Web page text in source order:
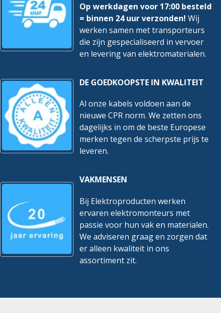
Op werkdagen voor 17:00 besteld
= binnen 24 uur verzonden! Wij
werken samen met transporteurs
die zijn gespecialiseerd in vervoer
en levering van elektromaterialen.
DE GOEDKOOPSTE IN KWALITEIT
Al onze kabels voldoen aan de
nieuwe CPR norm. We zetten ons
dagelijks in om de beste Europese
merken tegen de scherpste prijs te
leveren.
VAKMENSEN
Bij Elektroproducten werken
ervaren elektromonteurs met
passie voor hun vak en materialen.
We adviseren graag en zorgen dat
er alleen kwaliteit in ons
assortiment zit.